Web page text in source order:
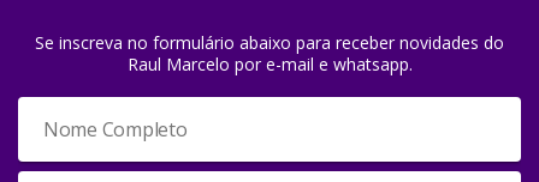
Se inscreva no formulário abaixo para receber novidades do
Raul Marcelo por e-mail e whatsapp.